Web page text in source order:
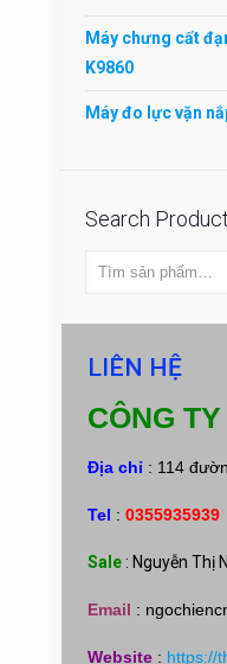
Máy chưng cất
K9860
Máy đo lực vặn
Search
LIÊN HỆ
CÔNG
Địa chỉ : 114
Tel :0355935939
Sale : Nguyễn Thị
Email :
Website : https://